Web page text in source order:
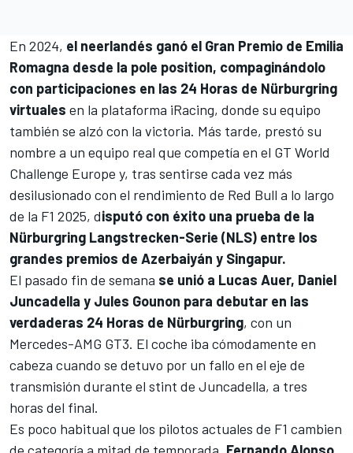
En 2024, el neerlandés ganó el Gran Premio de Emilia
Romagna desde la pole position, compaginándolo
con participaciones en las 24 Horas de Nürburgring
virtuales en la plataforma iRacing, donde su equipo
también se alzó con la victoria. Más tarde, prestó su
nombre a un equipo real que competía en el GT World
Challenge Europe y, tras sentirse cada vez más
desilusionado con el rendimiento de Red Bull a lo largo
de la F1 2025, disputó con éxito una prueba de la
Nürburgring Langstrecken-Serie (NLS) entre los
grandes premios de Azerbaiyán y Singapur.
El pasado fin de semana se unió a Lucas Auer, Daniel
Juncadella y Jules Gounon para debutar en las
verdaderas 24 Horas de Nürburgring, con un
Mercedes-AMG GT3. El coche iba cómodamente en
cabeza cuando se detuvo por un fallo en el eje de
transmisión durante el stint de Juncadella, a tres
horas del final.
Es poco habitual que los pilotos actuales de F1 cambien